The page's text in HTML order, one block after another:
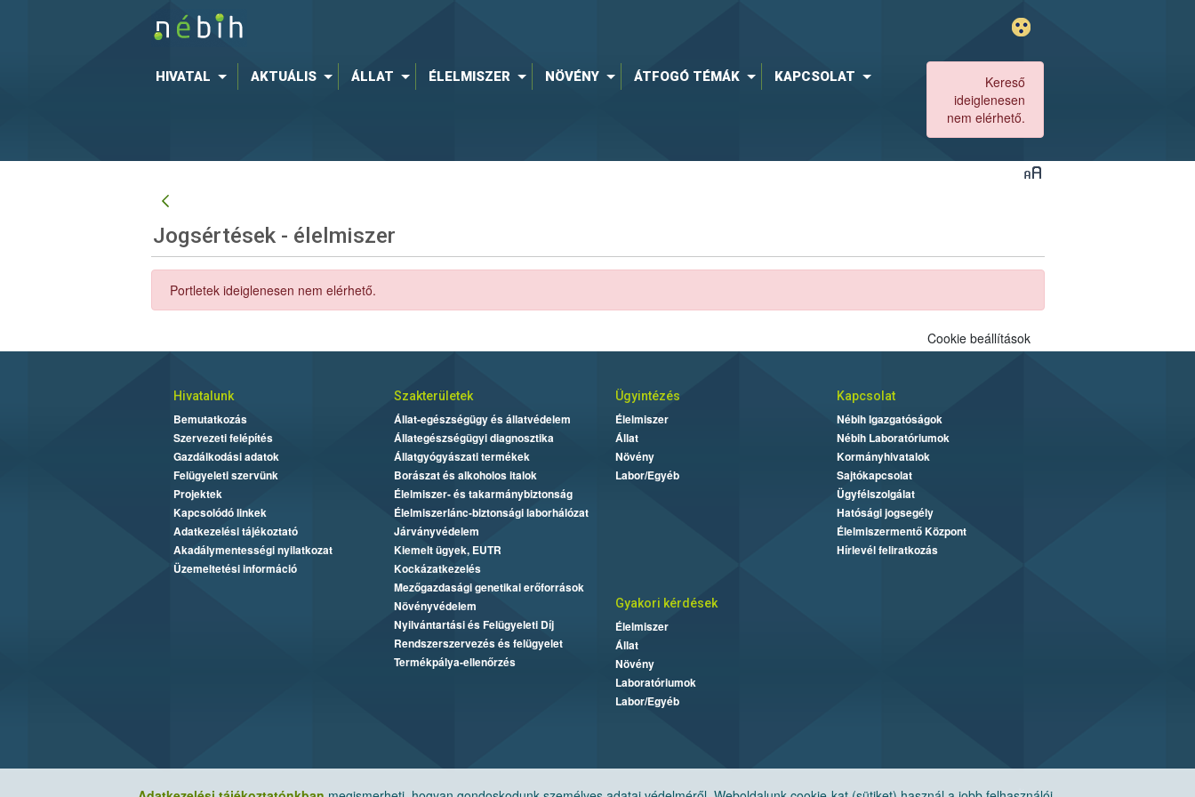
HIVATAL AKTUÁLIS ÁLLAT ÉLELMISZER NÖVÉNY ÁTFOGÓ TÉMÁK KAPCSOLAT
Kereső
ideiglenesen
nem elérhető.
Jogsértések - élelmiszer
Portletek ideiglenesen nem elérhető.
Cookie beállítások
Hivatalunk
Bemutatkozás
Szervezeti felépítés
Gazdálkodási adatok
Felügyeleti szervünk
Projektek
Kapcsolódó linkek
Adatkezelési tájékoztató
Akadálymentességi nyilatkozat
Üzemeltetési információ
Szakterületek
Állat-egészségügy és állatvédelem
Állategészségügyi diagnosztika
Állatgyógyászati termékek
Borászat és alkoholos italok
Élelmiszer- és takarmánybiztonság
Élelmiszerlánc-biztonsági laborhálózat
Járványvédelem
Kiemelt ügyek, EUTR
Kockázatkezelés
Mezőgazdasági genetikai erőforrások
Növényvédelem
Nyilvántartási és Felügyeleti Díj
Rendszerszervezés és felügyelet
Termékpálya-ellenőrzés
Ügyintézés
Élelmiszer
Állat
Növény
Labor/Egyéb
Kapcsolat
Nébih Igazgatóságok
Nébih Laboratóriumok
Kormányhivatalok
Sajtókapcsolat
Ügyfélszolgálat
Hatósági jogsegély
Élelmiszermentő Központ
Hírlevél feliratkozás
Gyakori kérdések
Élelmiszer
Állat
Növény
Laboratóriumok
Labor/Egyéb